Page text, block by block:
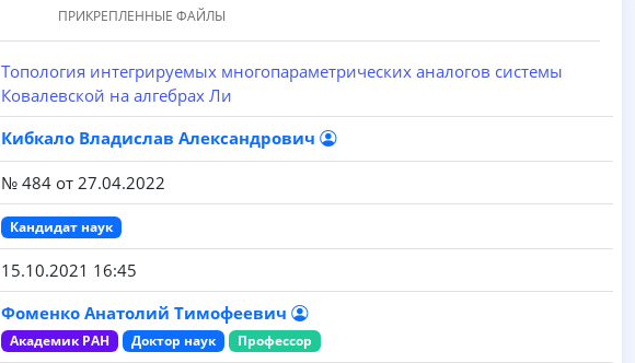
ПРИКРЕПЛЕННЫЕ ФАЙЛЫ
Топология интегрируемых многопараметрических аналогов системы
Ковалевской на алгебрах Ли
Кибкало Владислав Александрович
№ 484 от 27.04.2022
Кандидат наук
15.10.2021 16:45
Фоменко Анатолий Тимофеевич
Академик РАН Доктор наук Профессор